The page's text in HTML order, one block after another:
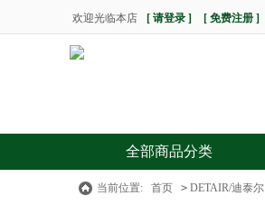
欢迎光临本店 [ 请登录 ] [ 免费注册 ]
全部商品分类
当前位置: 首页 > DETAIR/迪泰尔